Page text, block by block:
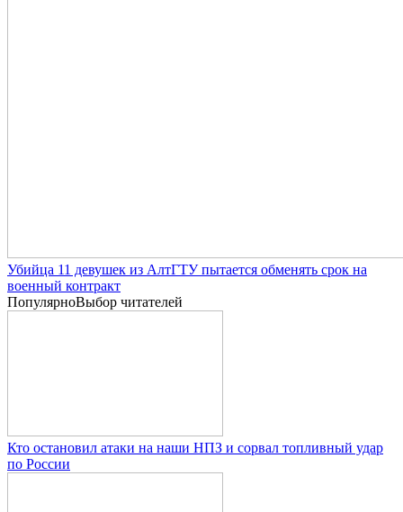
Убийца 11 девушек из АлтГТУ пытается обменять срок на
военный контракт
ПопулярноВыбор читателей
Кто остановил атаки на наши НПЗ и сорвал топливный удар
по России